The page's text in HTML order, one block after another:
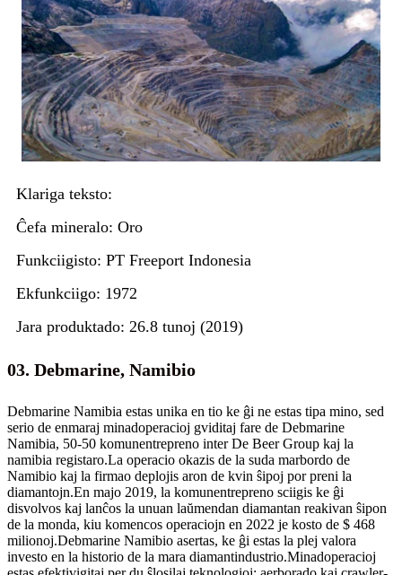
Klariga teksto:
Ĉefa mineralo: Oro
Funkciigisto: PT Freeport Indonesia
Ekfunkciigo: 1972
Jara produktado: 26.8 tunoj (2019)
03. Debmarine, Namibio
Debmarine Namibia estas unika en tio ke ĝi ne estas tipa mino, sed
serio de enmaraj minadoperacioj gviditaj fare de Debmarine
Namibia, 50-50 komunentrepreno inter De Beer Group kaj la
namibia registaro.La operacio okazis de la suda marbordo de
Namibio kaj la firmao deplojis aron de kvin ŝipoj por preni la
diamantojn.En majo 2019, la komunentrepreno sciigis ke ĝi
disvolvos kaj lanĉos la unuan laŭmendan diamantan reakivan ŝipon
de la monda, kiu komencos operaciojn en 2022 je kosto de $ 468
milionoj.Debmarine Namibio asertas, ke ĝi estas la plej valora
investo en la historio de la mara diamantindustrio.Minadoperacioj